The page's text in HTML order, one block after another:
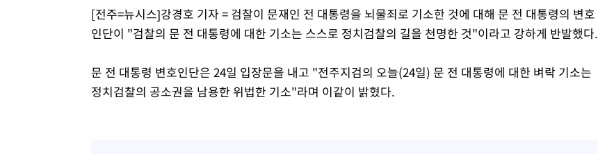
[전주=뉴시스]강경호 기자 = 검찰이 문재인 전 대통령을 뇌물죄로 기소한 것에 대해 문 전 대통령의 변호
인단이 "검찰의 문 전 대통령에 대한 기소는 스스로 정치검찰의 길을 천명한 것"이라고 강하게 반발했다.
문 전 대통령 변호인단은 24일 입장문을 내고 "전주지검의 오늘(24일) 문 전 대통령에 대한 벼락 기소는
정치검찰의 공소권을 남용한 위법한 기소"라며 이같이 밝혔다.